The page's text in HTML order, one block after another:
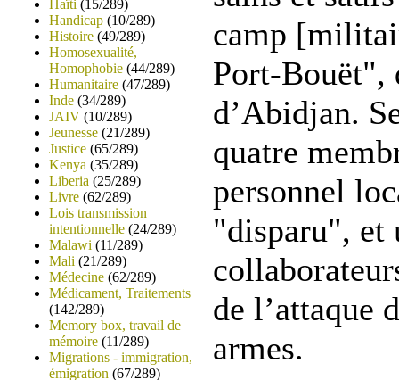
Haïti (15/289)
Handicap (10/289)
Histoire (49/289)
Homosexualité,
Homophobie (44/289)
Humanitaire (47/289)
Inde (34/289)
JAIV (10/289)
Jeunesse (21/289)
Justice (65/289)
Kenya (35/289)
Liberia (25/289)
Livre (62/289)
Lois transmission
intentionnelle (24/289)
Malawi (11/289)
Mali (21/289)
Médecine (62/289)
Médicament, Traitements
(142/289)
Memory box, travail de
mémoire (11/289)
Migrations - immigration,
émigration (67/289)
camp
Port-Bouët",
d’Abidjan.
quatre
personnel
"disparu", et
de l’attaque
armes.